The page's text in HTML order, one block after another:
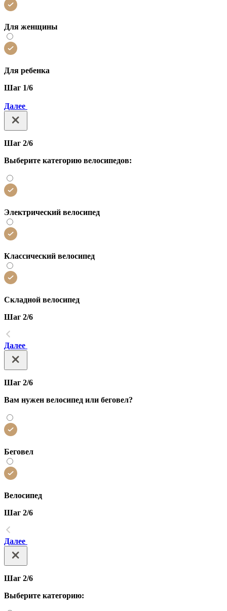
Для женщины
Для ребенка
Шаг 1/6
Далее
Шаг 2/6
Выберите категорию велосипедов:
Электрический велосипед
Классический велосипед
Складной велосипед
Шаг 2/6
Далее
Шаг 2/6
Вам нужен велосипед или беговел?
Беговел
Велосипед
Шаг 2/6
Далее
Шаг 2/6
Выберите категорию: